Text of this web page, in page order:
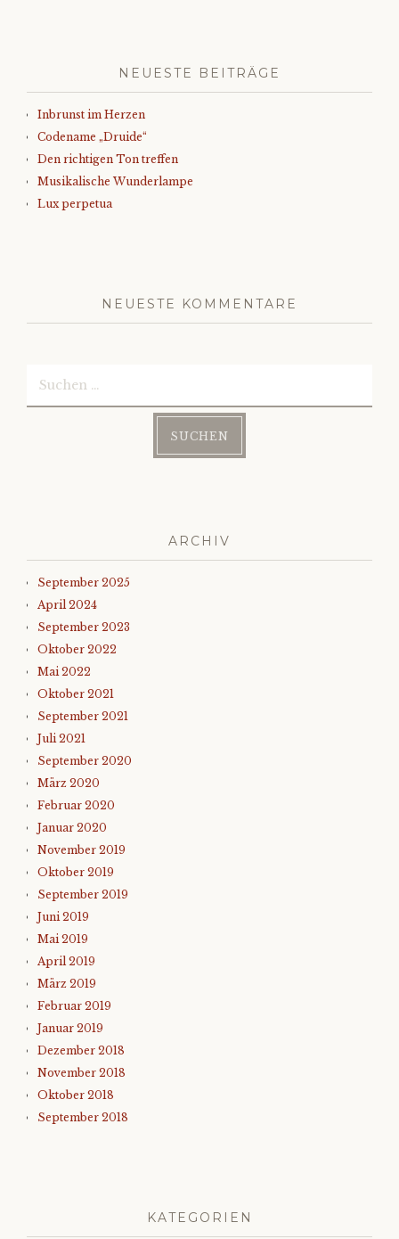
NEUESTE BEITRÄGE
Inbrunst im Herzen
Codename „Druide“
Den richtigen Ton treffen
Musikalische Wunderlampe
Lux perpetua
NEUESTE KOMMENTARE
ARCHIV
September 2025
April 2024
September 2023
Oktober 2022
Mai 2022
Oktober 2021
September 2021
Juli 2021
September 2020
März 2020
Februar 2020
Januar 2020
November 2019
Oktober 2019
September 2019
Juni 2019
Mai 2019
April 2019
März 2019
Februar 2019
Januar 2019
Dezember 2018
November 2018
Oktober 2018
September 2018
KATEGORIEN